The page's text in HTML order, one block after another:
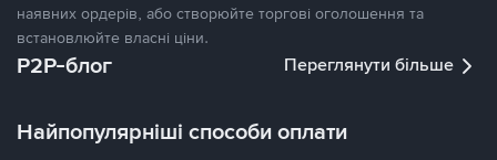
наявних ордерів, або створюйте торгові оголошення та
встановлюйте власні ціни.
P2P-блог Переглянути більше
Найпопулярніші способи оплати